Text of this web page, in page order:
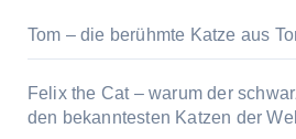
Tom – die berühmte Katze aus
Felix the Cat – warum der
den bekanntesten Katzen der